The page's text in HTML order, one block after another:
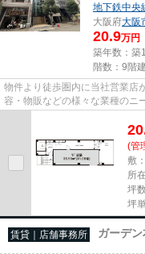
地下鉄中央
大阪府大阪
20.9万円
築年数：築
階数：9階建
物件より徒歩圏内に当社営業店
容・物販などの様々な業種のニ
尚、弊社ではおとり広告は一切...
(管
敷
所
坪
坪
賃貸｜店舗事務所 ガーデ